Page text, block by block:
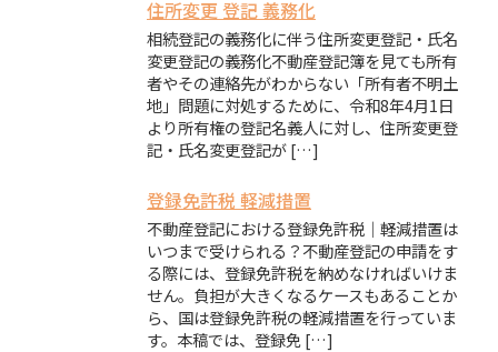
住所変更 登記 義務化
相続登記の義務化に伴う住所変更登記・氏名
変更登記の義務化不動産登記簿を見ても所有
者やその連絡先がわからない「所有者不明土
地」問題に対処するために、令和8年4月1日
より所有権の登記名義人に対し、住所変更登
記・氏名変更登記が […]
登録免許税 軽減措置
不動産登記における登録免許税｜軽減措置は
いつまで受けられる？不動産登記の申請をす
る際には、登録免許税を納めなければいけま
せん。負担が大きくなるケースもあることか
ら、国は登録免許税の軽減措置を行っていま
す。本稿では、登録免 […]